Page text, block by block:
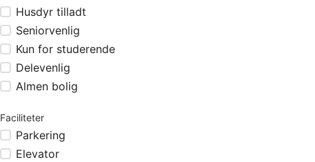
Husdyr tilladt
Seniorvenlig
Kun for studerende
Delevenlig
Almen bolig
Faciliteter
Parkering
Elevator